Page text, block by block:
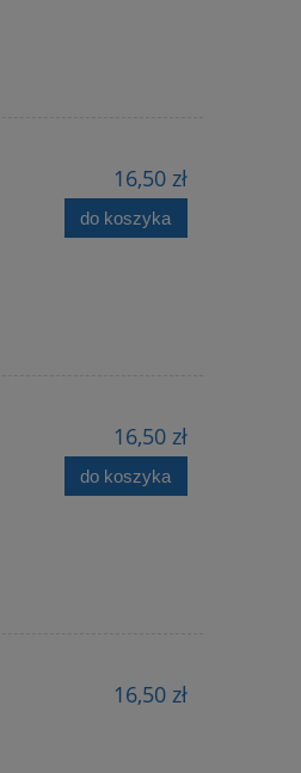
16,50 zł
do koszyka
16,50 zł
do koszyka
16,50 zł